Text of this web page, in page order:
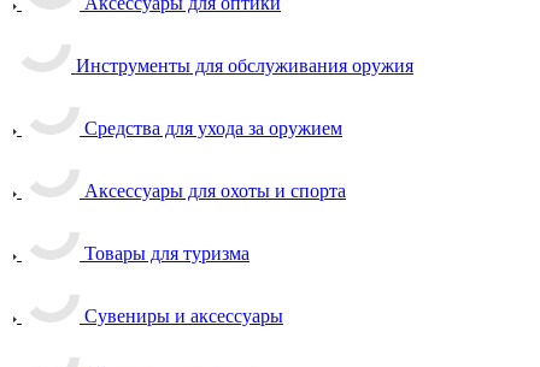
Инструменты для обслуживания оружия
Средства для ухода за оружием
Аксессуары для охоты и спорта
Товары для туризма
Сувениры и аксессуары